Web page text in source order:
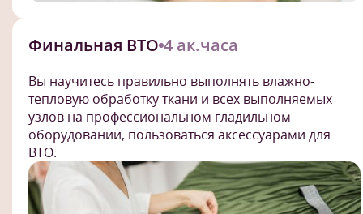
Финальная ВТО 4 ак.часа
Вы научитесь правильно выполнять влажно-
тепловую обработку ткани и всех выполняемых
узлов на профессиональном гладильном
оборудовании, пользоваться аксессуарами для
ВТО.